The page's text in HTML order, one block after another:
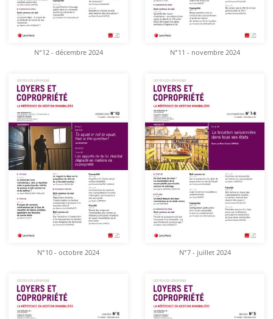
N°12 - décembre 2024 N°11 - novembre 2024
N°10 - octobre 2024 N°7 - juillet 2024